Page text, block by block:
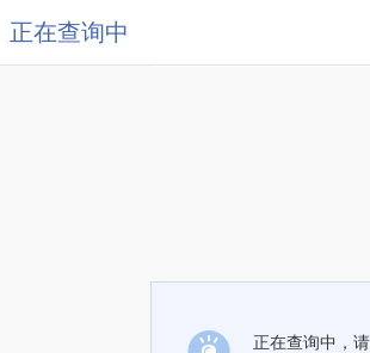
正在查询中
正在查询中，